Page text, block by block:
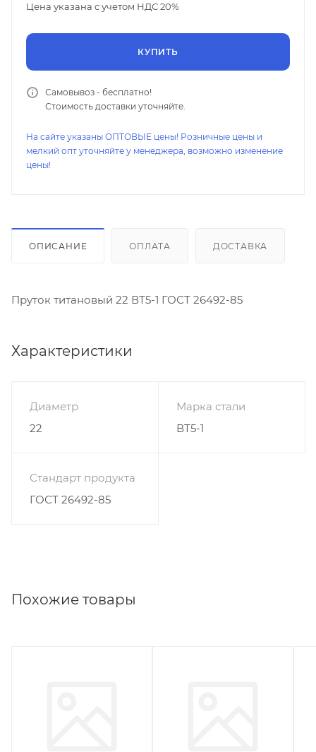
Цена указана с учетом НДС 20%
КУПИТЬ
Самовывоз - бесплатно!
Стоимость доставки уточняйте.
На сайте указаны ОПТОВЫЕ цены! Розничные цены и
мелкий опт уточняйте у менеджера, возможно изменение
цены!
ОПИСАНИЕ ОПЛАТА ДОСТАВКА
Пруток титановый 22 ВТ5-1 ГОСТ 26492-85
Характеристики
Диаметр
22
Марка стали
ВТ5-1
Стандарт продукта
ГОСТ 26492-85
Похожие товары